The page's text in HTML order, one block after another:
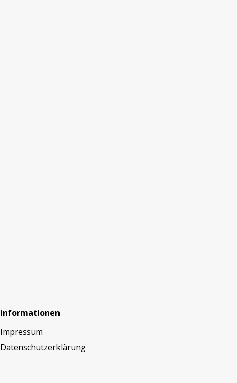
Informationen
Impressum
Datenschutzerklärung